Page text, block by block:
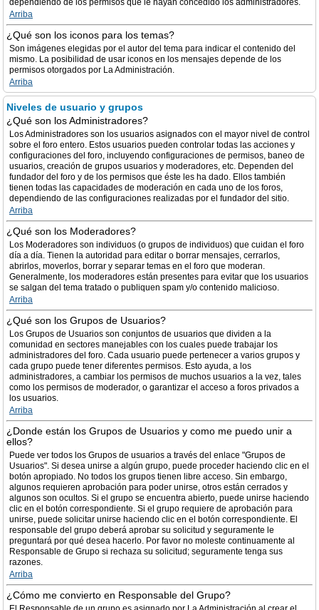
dependiendo de los permisos que le hayan concedido los administradores.
Arriba
¿Qué son los iconos para los temas?
Son imágenes elegidas por el autor del tema para indicar el contenido del
mismo. La posibilidad de usar iconos en los mensajes depende de los
permisos otorgados por La Administración.
Arriba
Niveles de usuario y grupos
¿Qué son los Administradores?
Los Administradores son los usuarios asignados con el mayor nivel de control
sobre el foro entero. Estos usuarios pueden controlar todas las acciones y
configuraciones del foro, incluyendo configuraciones de permisos, baneo de
usuarios, creación de grupos usuarios y moderadores, etc. Dependen del
fundador del foro y de los permisos que éste les ha dado. Ellos también
tienen todas las capacidades de moderación en cada uno de los foros,
dependiendo de las configuraciones realizadas por el fundador del sitio.
Arriba
¿Qué son los Moderadores?
Los Moderadores son individuos (o grupos de individuos) que cuidan el foro
día a día. Tienen la autoridad para editar o borrar mensajes, cerrarlos,
abrirlos, moverlos, borrar y separar temas en el foro que moderan.
Generalmente, los moderadores están presentes para evitar que los usuarios
se salgan del tema tratado o publiquen spam y/o contenido malicioso.
Arriba
¿Qué son los Grupos de Usuarios?
Los Grupos de Usuarios son conjuntos de usuarios que dividen a la
comunidad en sectores manejables con los cuales puede trabajar los
administradores del foro. Cada usuario puede pertenecer a varios grupos y
cada grupo puede tener diferentes permisos. Esto ayuda, a los
administradores, a cambiar los permisos de muchos usuarios a la vez, tales
como los permisos de moderador, o garantizar el acceso a foros privados a
los usuarios.
Arriba
¿Donde están los Grupos de Usuarios y como me puedo unir a
ellos?
Puede ver todos los Grupos de usuarios a través del enlace "Grupos de
Usuarios". Si desea unirse a algún grupo, puede proceder haciendo clic en el
botón apropiado. No todos los grupos tienen libre acceso. Sin embargo,
algunos requieren aprobación para poder unirse, otros están cerrados y
algunos son ocultos. Si el grupo se encuentra abierto, puede unirse haciendo
clic en el botón correspondiente. Si el grupo requiere de aprobación para
unirse, puede solicitar unirse haciendo clic en el botón correspondiente. El
responsable del grupo deberá aprobar su solicitud y seguramente le
preguntará por qué desea hacerlo. Por favor no moleste continuamente al
Responsable de Grupo si rechaza su solicitud; seguramente tenga sus
razones.
Arriba
¿Cómo me convierto en Responsable del Grupo?